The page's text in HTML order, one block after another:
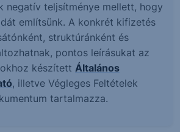
negatív teljsítménye mellett, hogy
említsünk. A konkrét kifizetés
struktúránként és
pontos leírásukat az
készített Általános
, illetve Végleges Feltételek
tartalmazza.